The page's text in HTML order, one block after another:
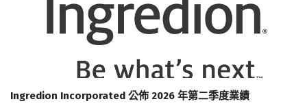
Ingredion Incorporated 公佈 2026 年第二季度業績